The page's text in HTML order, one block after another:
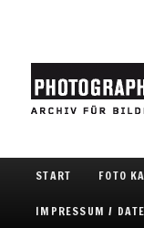
Zum Inhalt
Zum sekundären
START FOTO
IMPRESSUM /